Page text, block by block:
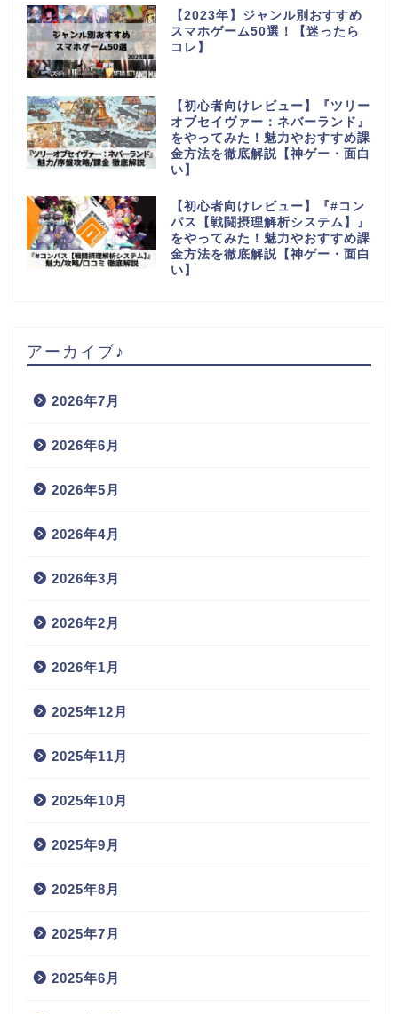
【2023年】ジャンル別おすすめ
スマホゲーム50選！【迷ったら
コレ】
【初心者向けレビュー】『ツリー
オブセイヴァー：ネバーランド』
をやってみた！魅力やおすすめ課
金方法を徹底解説【神ゲー・面白
い】
【初心者向けレビュー】『#コン
パス【戦闘摂理解析システム】』
をやってみた！魅力やおすすめ課
金方法を徹底解説【神ゲー・面白
い】
アーカイブ♪
2026年7月
2026年6月
2026年5月
2026年4月
2026年3月
2026年2月
2026年1月
2025年12月
2025年11月
2025年10月
2025年9月
2025年8月
2025年7月
2025年6月